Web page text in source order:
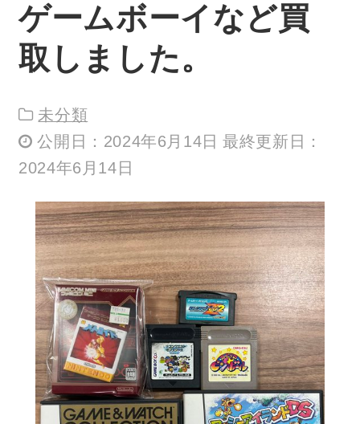
ゲームボーイなど買
取しました。
未分類
公開日：2024年6月14日 最終更新日：
2024年6月14日